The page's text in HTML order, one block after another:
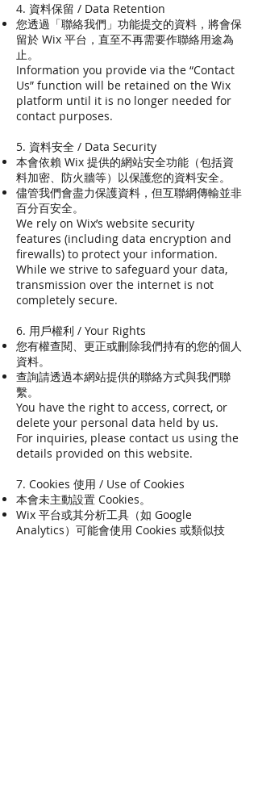
4. 資料保留 / Data Retention
您透過「聯絡我們」功能提交的資料，將會保
留於 Wix 平台，直至不再需要作聯絡用途為
止。
Information you provide via the “Contact
Us” function will be retained on the Wix
platform until it is no longer needed for
contact purposes.
5. 資料安全 / Data Security
本會依賴 Wix 提供的網站安全功能（包括資
料加密、防火牆等）以保護您的資料安全。
儘管我們會盡力保護資料，但互聯網傳輸並非
百分百安全。
We rely on Wix’s website security
features (including data encryption and
firewalls) to protect your information.
While we strive to safeguard your data,
transmission over the internet is not
completely secure.
6. 用戶權利 / Your Rights
您有權查閱、更正或刪除我們持有的您的個人
資料。
查詢請透過本網站提供的聯絡方式與我們聯
繫。
You have the right to access, correct, or
delete your personal data held by us.
For inquiries, please contact us using the
details provided on this website.
7. Cookies 使用 / Use of Cookies
本會未主動設置 Cookies。
Wix 平台或其分析工具（如 Google
Analytics）可能會使用 Cookies 或類似技